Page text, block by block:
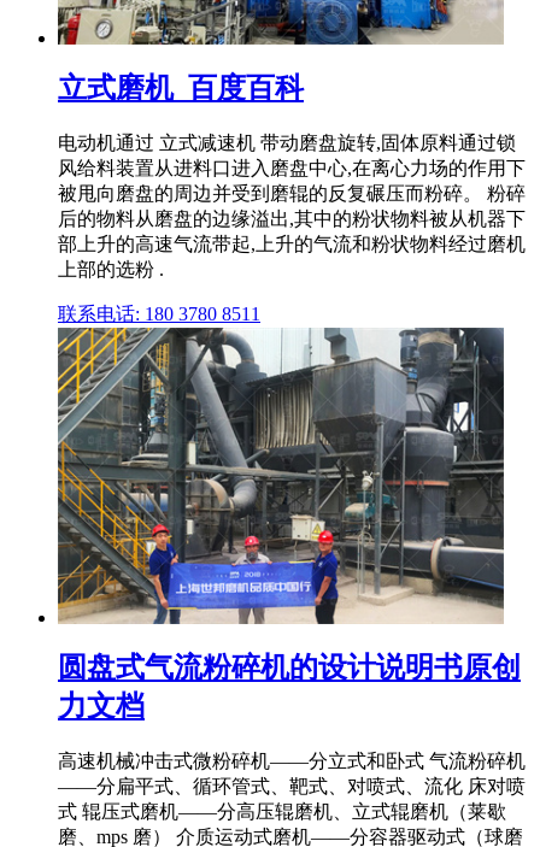
立式磨机_百度百科
电动机通过 立式减速机 带动磨盘旋转,固体原料通过锁
风给料装置从进料口进入磨盘中心,在离心力场的作用下
被甩向磨盘的周边并受到磨辊的反复碾压而粉碎。 粉碎
后的物料从磨盘的边缘溢出,其中的粉状物料被从机器下
部上升的高速气流带起,上升的气流和粉状物料经过磨机
上部的选粉 .
联系电话: 180 3780 8511
圆盘式气流粉碎机的设计说明书原创
力文档
高速机械冲击式微粉碎机——分立式和卧式 气流粉碎机
——分扁平式、循环管式、靶式、对喷式、流化 床对喷
式 辊压式磨机——分高压辊磨机、立式辊磨机（莱歇
磨、mps 磨） 介质运动式磨机——分容器驱动式（球磨